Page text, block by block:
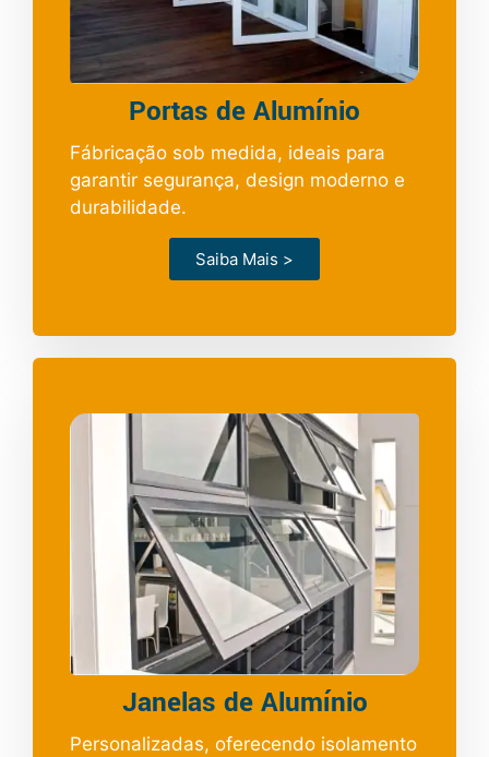
Portas de Alumínio
Fábricação sob medida, ideais para
garantir segurança, design moderno e
durabilidade.
Saiba Mais >
Janelas de Alumínio
Personalizadas, oferecendo isolamento